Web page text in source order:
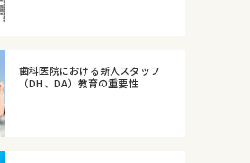
歯科医院における新人スタッフ
（DH、DA）教育の重要性